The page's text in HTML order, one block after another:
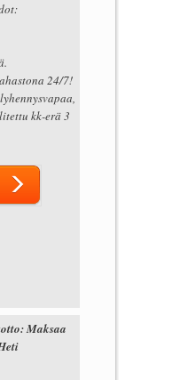
24/7!
kk-erä 3
Maksaa